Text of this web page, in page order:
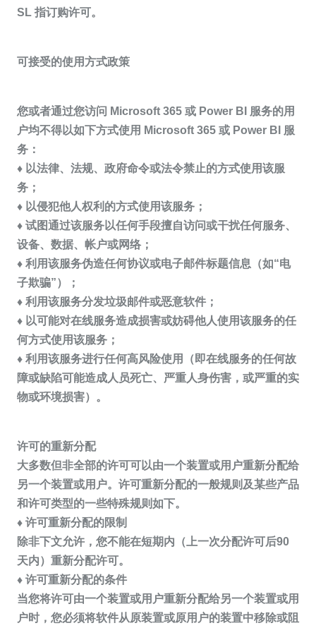
SL 指订购许可。
可接受的使用方式政策
您或者通过您访问 Microsoft 365 或 Power BI 服务的用
户均不得以如下方式使用 Microsoft 365 或 Power BI 服
务：
♦ 以法律、法规、政府命令或法令禁止的方式使用该服
务；
♦ 以侵犯他人权利的方式使用该服务；
♦ 试图通过该服务以任何手段擅自访问或干扰任何服务、
设备、数据、帐户或网络；
♦ 利用该服务伪造任何协议或电子邮件标题信息（如“电
子欺骗”）；
♦ 利用该服务分发垃圾邮件或恶意软件；
♦ 以可能对在线服务造成损害或妨碍他人使用该服务的任
何方式使用该服务；
♦ 利用该服务进行任何高风险使用（即在线服务的任何故
障或缺陷可能造成人员死亡、严重人身伤害，或严重的实
物或环境损害）。
许可的重新分配
大多数但非全部的许可可以由一个装置或用户重新分配给
另一个装置或用户。许可重新分配的一般规则及某些产品
和许可类型的一些特殊规则如下。
♦ 许可重新分配的限制
除非下文允许，您不能在短期内（上一次分配许可后90
天内）重新分配许可。
♦ 许可重新分配的条件
当您将许可由一个装置或用户重新分配给另一个装置或用
户时，您必须将软件从原装置或原用户的装置中移除或阻